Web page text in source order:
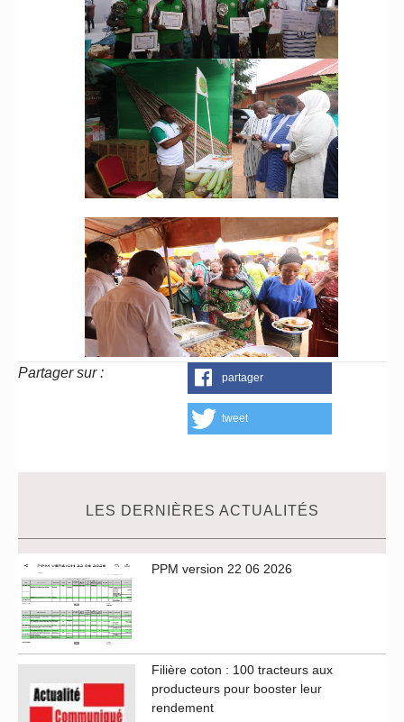
Partager sur : partager
tweet
LES DERNIÈRES ACTUALITÉS
PPM version 22 06 2026
Filière coton : 100 tracteurs aux
producteurs pour booster leur
rendement